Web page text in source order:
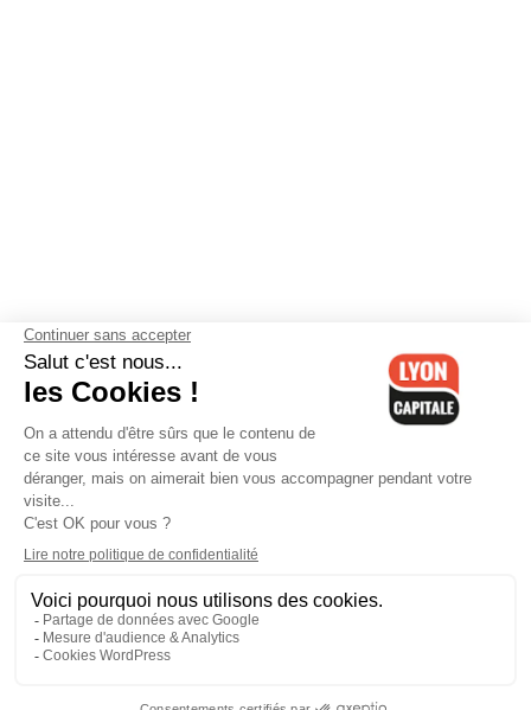
Contactez-nous-Mentions légales-CGV-Politique de
confidentialité-Gestion des cookies